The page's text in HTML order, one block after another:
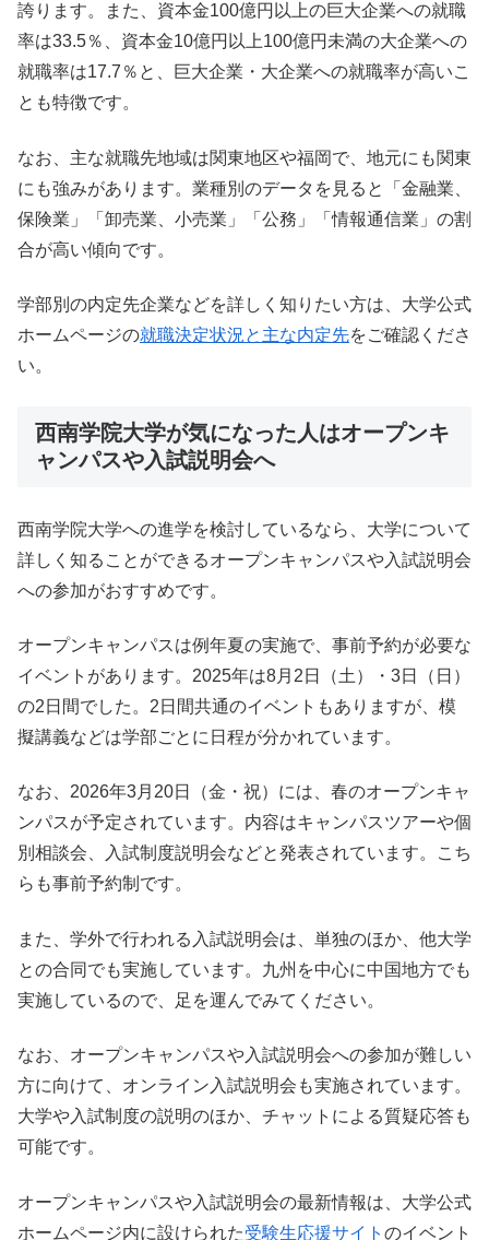
誇ります。また、資本金100億円以上の巨大企業への就職
率は33.5％、資本金10億円以上100億円未満の大企業への
就職率は17.7％と、巨大企業・大企業への就職率が高いこ
とも特徴です。
なお、主な就職先地域は関東地区や福岡で、地元にも関東
にも強みがあります。業種別のデータを見ると「金融業、
保険業」「卸売業、小売業」「公務」「情報通信業」の割
合が高い傾向です。
学部別の内定先企業などを詳しく知りたい方は、大学公式
ホームページの就職決定状況と主な内定先をご確認くださ
い。
西南学院大学が気になった人はオープンキ
ャンパスや入試説明会へ
西南学院大学への進学を検討しているなら、大学について
詳しく知ることができるオープンキャンパスや入試説明会
への参加がおすすめです。
オープンキャンパスは例年夏の実施で、事前予約が必要な
イベントがあります。2025年は8月2日（土）・3日（日）
の2日間でした。2日間共通のイベントもありますが、模
擬講義などは学部ごとに日程が分かれています。
なお、2026年3月20日（金・祝）には、春のオープンキャ
ンパスが予定されています。内容はキャンパスツアーや個
別相談会、入試制度説明会などと発表されています。こち
らも事前予約制です。
また、学外で行われる入試説明会は、単独のほか、他大学
との合同でも実施しています。九州を中心に中国地方でも
実施しているので、足を運んでみてください。
なお、オープンキャンパスや入試説明会への参加が難しい
方に向けて、オンライン入試説明会も実施されています。
大学や入試制度の説明のほか、チャットによる質疑応答も
可能です。
オープンキャンパスや入試説明会の最新情報は、大学公式
ホームページ内に設けられた受験生応援サイト のイベント